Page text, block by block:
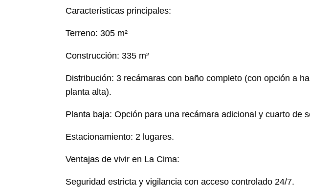
Características principales:
Terreno: 305 m²
Construcción: 335 m²
Distribución: 3 recámaras con baño completo (con opción a
planta alta).
Planta baja: Opción para una recámara adicional y cuarto de
Estacionamiento: 2 lugares.
Ventajas de vivir en La Cima:
Seguridad estricta y vigilancia con acceso controlado 24/7.